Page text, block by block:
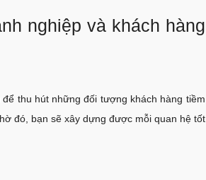
nghiệp và khách hàng
thu hút những đối tượng khách hàng tiềm
đó, bạn sẽ xây dựng được mỗi quan hệ tốt